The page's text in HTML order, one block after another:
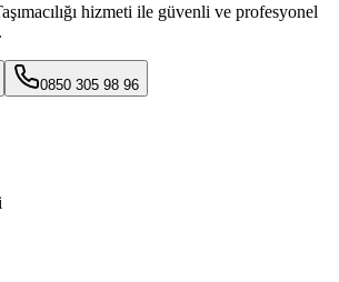
hizmeti ile güvenli ve profesyonel
0850 305 98 96